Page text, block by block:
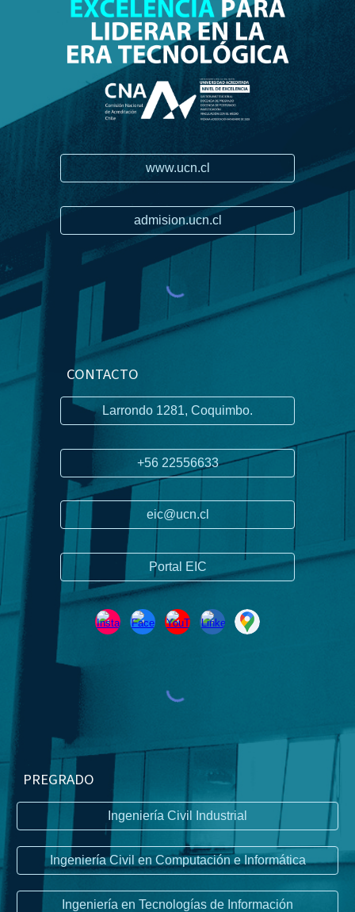
www.ucn.cl
admision.ucn.cl
CONTACTO
Larrondo 1281, Coquimbo.
+56 22556633
eic@ucn.cl
Portal EIC
PREGRADO
Ingeniería Civil Industrial
Ingeniería Civil en Computación e Informática
Ingeniería en Tecnologías de Información